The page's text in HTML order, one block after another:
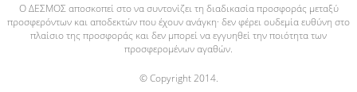
O ΔΕΣΜΟΣ αποσκοπεί στο να συντονίζει τη διαδικασία προσφοράς μεταξύ
προσφερόντων και αποδεκτών που έχουν ανάγκη· δεν φέρει ουδεμία ευθύνη στο
πλαίσιο της προσφοράς και δεν μπορεί να εγγυηθεί την ποιότητα των
προσφερομένων αγαθών.
© Copyright 2014.